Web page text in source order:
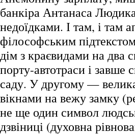
банкіра Антанаса
недоїдками. І там, і там
філософським
дім з краєвидами на два
порту-автотраси і завше
саду. У другому —
вікнами на вежу замку
не ще один символ
дзвіниці (духовна